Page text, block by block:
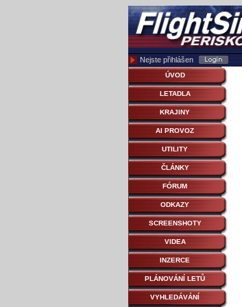
Nejste přihlášen
ÚVOD
LETADLA
KRAJINY
AI PROVOZ
UTILITY
ČLÁNKY
FÓRUM
ODKAZY
SCREENSHOTY
VIDEA
INZERCE
PLÁNOVÁNÍ LETŮ
VYHLEDÁVÁNÍ